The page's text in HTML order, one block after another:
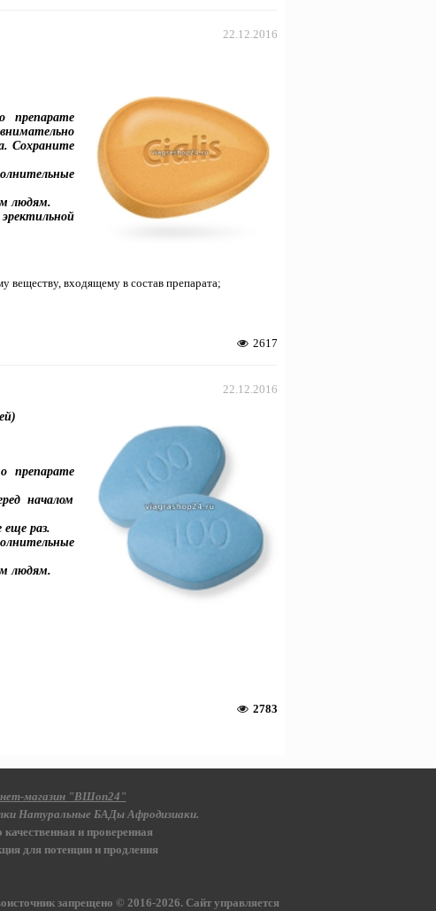
22.12.2016
препарате
Сохраните
людям.
веществу, входящему в состав препарата;
2617
22.12.2016
препарате
началом
раз.
людям.
2783
магазин "ВШоп24"
Натуральные БАДы Афродизиаки.
качественная и проверенная
для потенции и продления
запрещено © 2016-2026. Сайт управляется